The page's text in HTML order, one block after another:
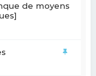
de moyens